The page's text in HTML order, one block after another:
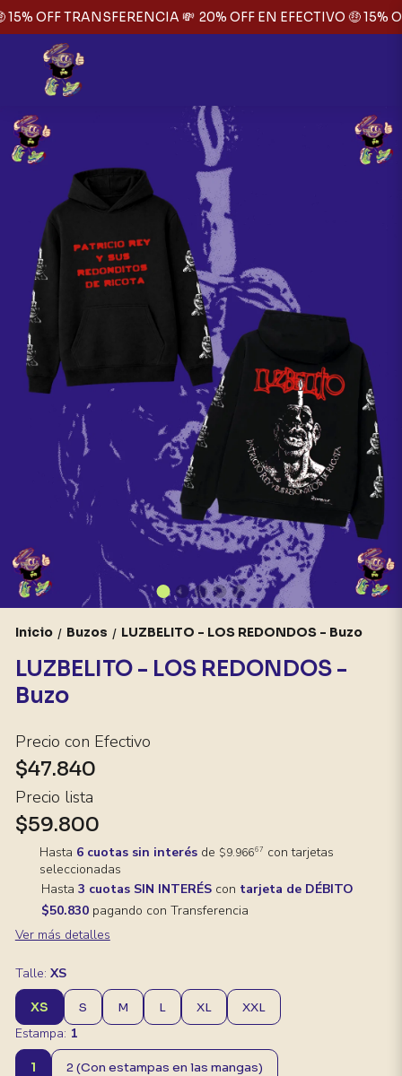
OFF TRANSFERENCIA 💸 20% OFF EN EFECTIVO 🤑 15%
Inicio / Buzos / LUZBELITO - LOS REDONDOS - Buzo
LUZBELITO - LOS REDONDOS -
Buzo
Precio con Efectivo
$47.840
Precio lista
$59.800
Hasta 6 cuotas sin interésde $9.96667 con tarjetas
seleccionadas
Hasta 3 cuotas SIN INTERÉScon tarjeta de DÉBITO
$50.830pagando con Transferencia
Ver más detalles
Talle: XS
XS S M L XL XXL
Estampa: 1
1 2 (Con estampas en las mangas)